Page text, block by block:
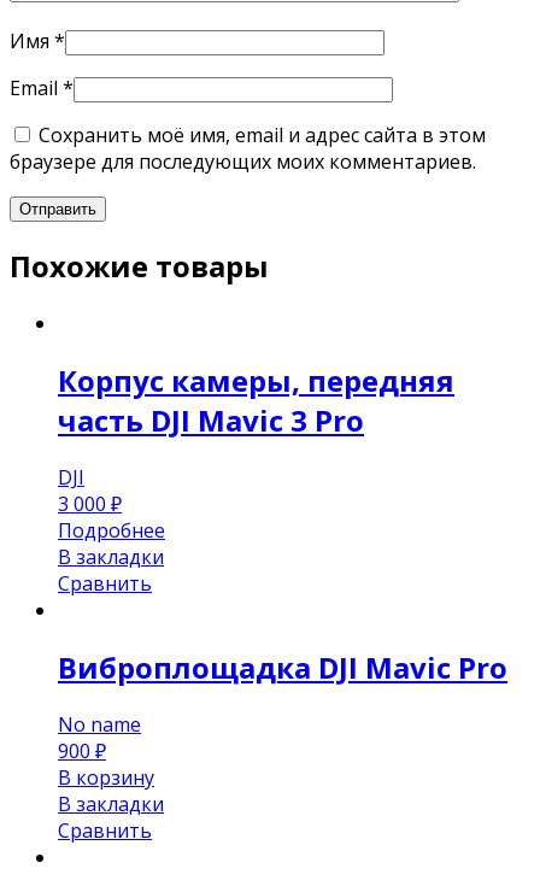
Имя *
Email *
Сохранить моё имя, email и адрес сайта в этом
браузере для последующих моих комментариев.
Похожие товары
Корпус камеры, передняя
часть DJI Mavic 3 Pro
DJI
3 000 ₽
Подробнее
В закладки
Сравнить
Виброплощадка DJI Mavic Pro
No name
900 ₽
В корзину
В закладки
Сравнить